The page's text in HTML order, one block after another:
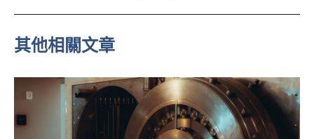
e
其他相關文章